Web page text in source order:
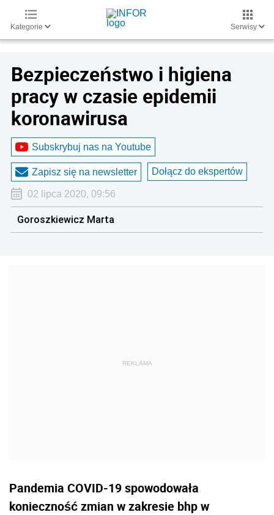
Kategorie Serwisy
Bezpieczeństwo i higiena
pracy w czasie epidemii
koronawirusa
Subskrybuj nas na Youtube
Zapisz się na newsletter Dołącz do ekspertów
02 lipca 2020, 09:56
Goroszkiewicz Marta
Pandemia COVID-19 spowodowała
konieczność zmian w zakresie bhp w